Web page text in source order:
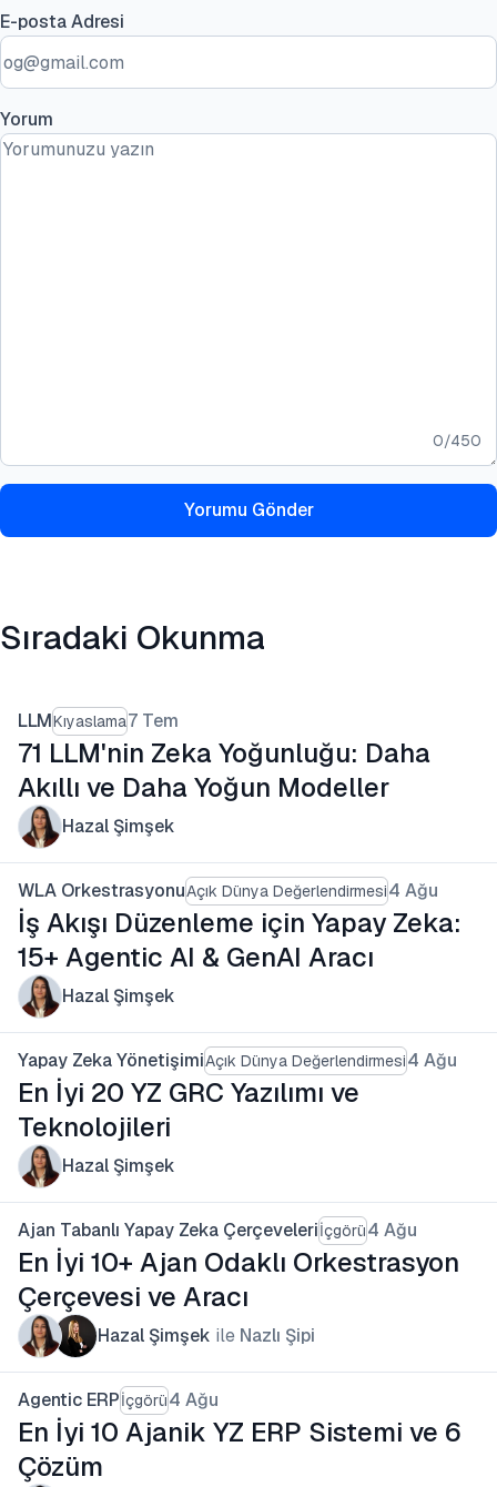
E-posta Adresi
Yorum
0/450
Yorumu Gönder
Sıradaki Okunma
LLMKıyaslama7 Tem
71 LLM'nin Zeka Yoğunluğu: Daha
Akıllı ve Daha Yoğun Modeller
Hazal Şimşek
WLA OrkestrasyonuAçık Dünya Değerlendirmesi4 Ağu
İş Akışı Düzenleme için Yapay Zeka:
15+ Agentic AI & GenAI Aracı
Hazal Şimşek
Yapay Zeka YönetişimiAçık Dünya Değerlendirmesi4 Ağu
En İyi 20 YZ GRC Yazılımı ve
Teknolojileri
Hazal Şimşek
Ajan Tabanlı Yapay Zeka Çerçeveleriİçgörü4 Ağu
En İyi 10+ Ajan Odaklı Orkestrasyon
Çerçevesi ve Aracı
Hazal Şimşek ile Nazlı Şipi
Agentic ERPİçgörü4 Ağu
En İyi 10 Ajanik YZ ERP Sistemi ve 6
Çözüm